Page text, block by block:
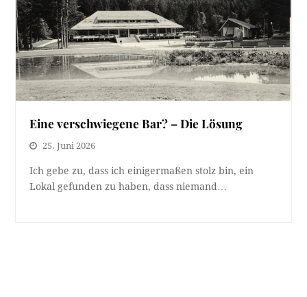
Eine verschwiegene Bar? – Die Lösung
25. Juni 2026
Ich gebe zu, dass ich einigermaßen stolz bin, ein
Lokal gefunden zu haben, dass niemand…